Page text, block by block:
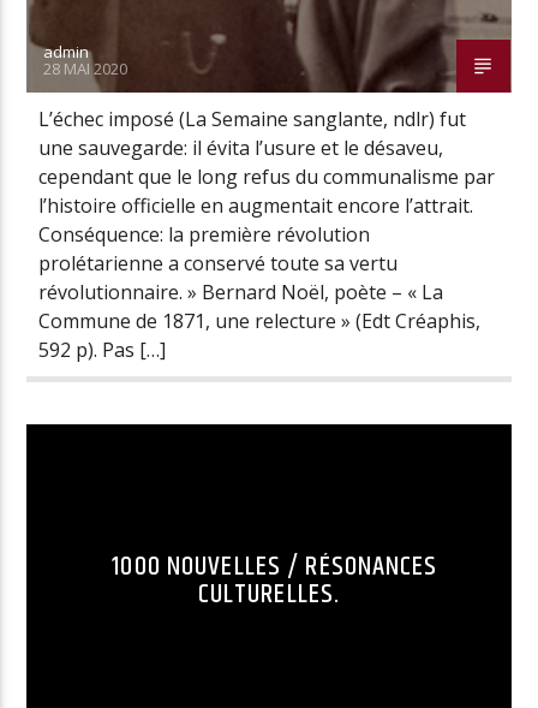
admin
28 MAI 2020
L’échec imposé (La Semaine sanglante, ndlr) fut
une sauvegarde: il évita l’usure et le désaveu,
cependant que le long refus du communalisme par
l’histoire officielle en augmentait encore l’attrait.
Conséquence: la première révolution
prolétarienne a conservé toute sa vertu
révolutionnaire. » Bernard Noël, poète – « La
Commune de 1871, une relecture » (Edt Créaphis,
592 p). Pas […]
1000 NOUVELLES / RÉSONANCES
CULTURELLES.